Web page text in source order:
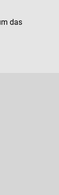
das